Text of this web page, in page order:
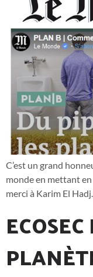
C’est un grand
monde en mettant
merci à Karim El Hadj.